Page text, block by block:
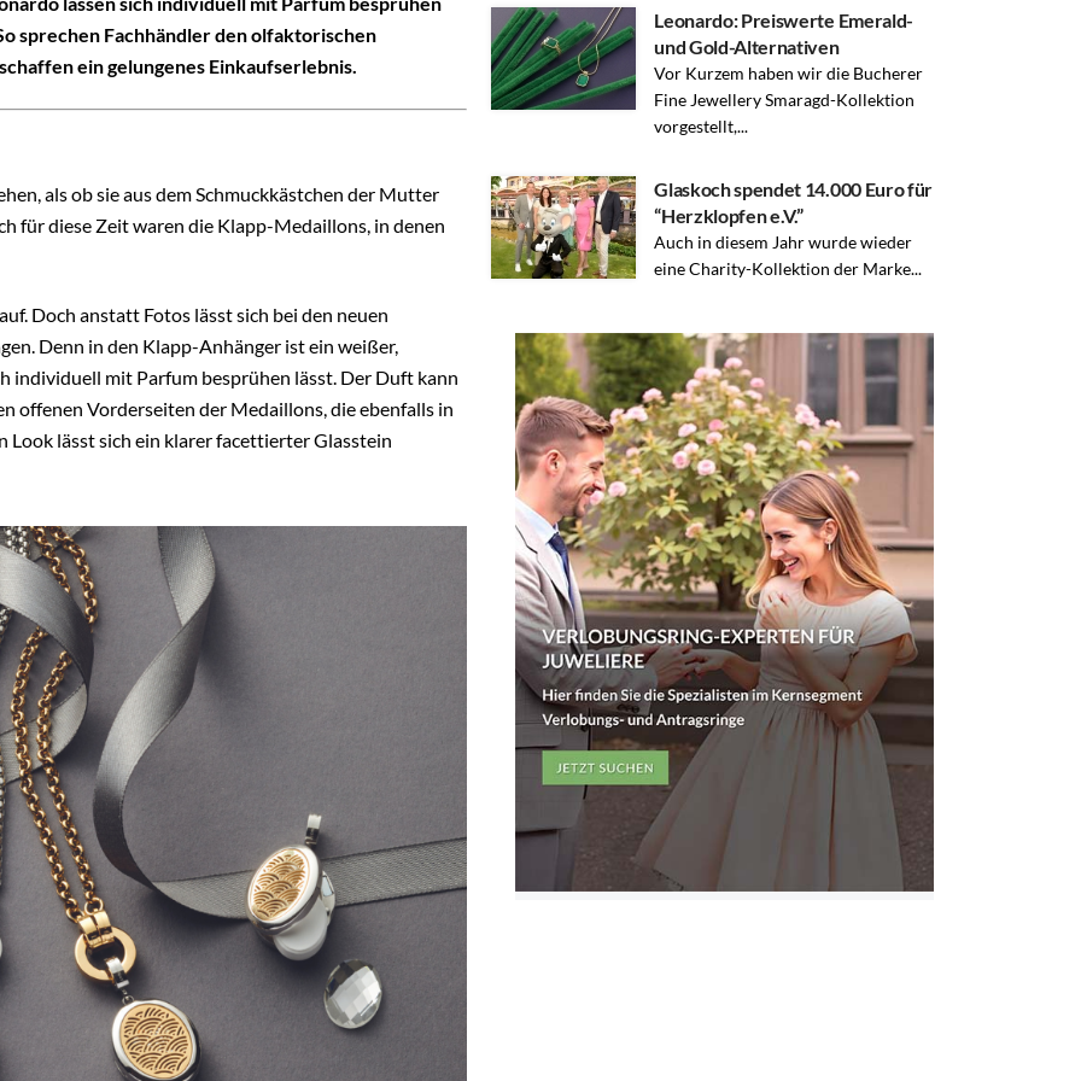
sprechen Fachhändler den olfaktorischen
ein gelungenes Einkaufserlebnis.
als ob sie aus dem Schmuckkästchen der Mutter
für diese Zeit waren die Klapp-Medaillons, in denen
Doch anstatt Fotos lässt sich bei den neuen
Denn in den Klapp-Anhänger ist ein weißer,
individuell mit Parfum besprühen lässt. Der Duft kann
offenen Vorderseiten der Medaillons, die ebenfalls in
lässt sich ein klarer facettierter Glasstein
Leonardo: Preiswerte Emerald-
und Gold-Alternativen
Vor Kurzem haben wir die Bucherer
Fine Jewellery Smaragd-Kollektion
vorgestellt,...
Glaskoch spendet 14.000 Euro für
“Herzklopfen e.V.”
Auch in diesem Jahr wurde wieder
eine Charity-Kollektion der Marke...